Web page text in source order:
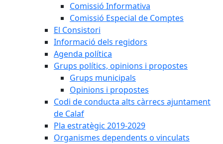
Comissió Informativa
Comissió Especial de Comptes
El Consistori
Informació dels regidors
Agenda política
Grups polítics, opinions i propostes
Grups municipals
Opinions i propostes
Codi de conducta alts càrrecs ajuntament
de Calaf
Pla estratègic 2019-2029
Organismes dependents o vinculats